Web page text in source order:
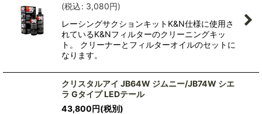
(税込: 3,080円)
レーシングサクションキットK&N仕様に使用さ
れているK&Nフィルターのクリーニングキッ
ト。 クリーナーとフィルターオイルのセットに
なります。
クリスタルアイ JB64W ジムニー/JB74W シエ
ラ Gタイプ LEDテール
43,800円(税別)